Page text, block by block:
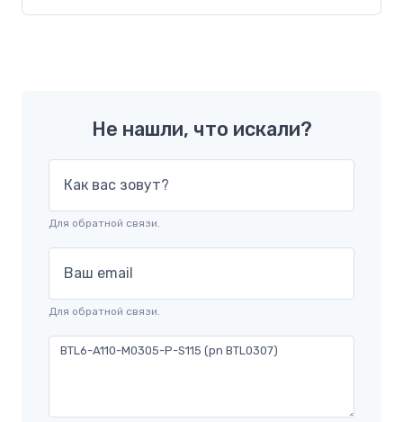
Не нашли, что искали?
Как вас зовут?
Для обратной связи.
Ваш email
Для обратной связи.